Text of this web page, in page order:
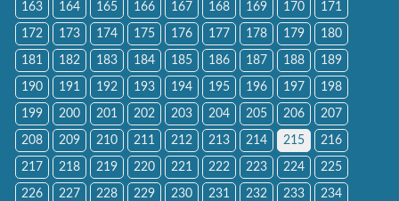
163 164 165 166 167 168 169 170 171
172 173 174 175 176 177 178 179 180
181 182 183 184 185 186 187 188 189
190 191 192 193 194 195 196 197 198
199 200 201 202 203 204 205 206 207
208 209 210 211 212 213 214 215 216
217 218 219 220 221 222 223 224 225
226 227 228 229 230 231 232 233 234